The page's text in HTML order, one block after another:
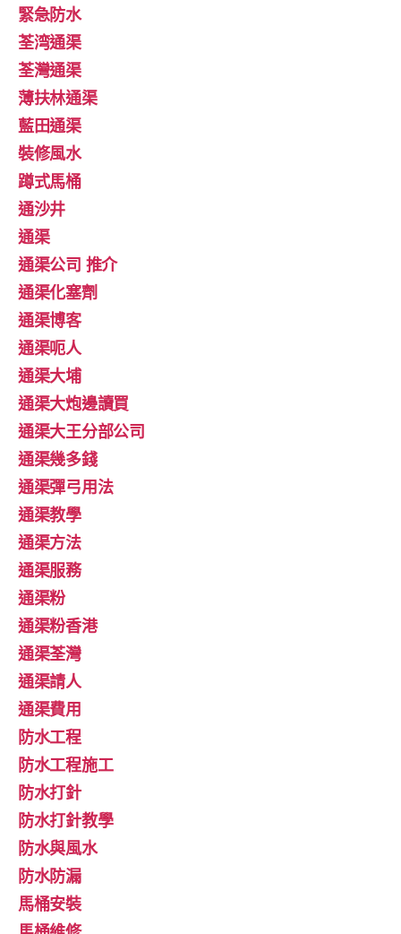
緊急防水
荃湾通渠
荃灣通渠
薄扶林通渠
藍田通渠
裝修風水
蹲式馬桶
通沙井
通渠
通渠公司 推介
通渠化塞劑
通渠博客
通渠呃人
通渠大埔
通渠大炮邊讀買
通渠大王分部公司
通渠幾多錢
通渠彈弓用法
通渠教學
通渠方法
通渠服務
通渠粉
通渠粉香港
通渠荃灣
通渠請人
通渠費用
防水工程
防水工程施工
防水打針
防水打針教學
防水與風水
防水防漏
馬桶安裝